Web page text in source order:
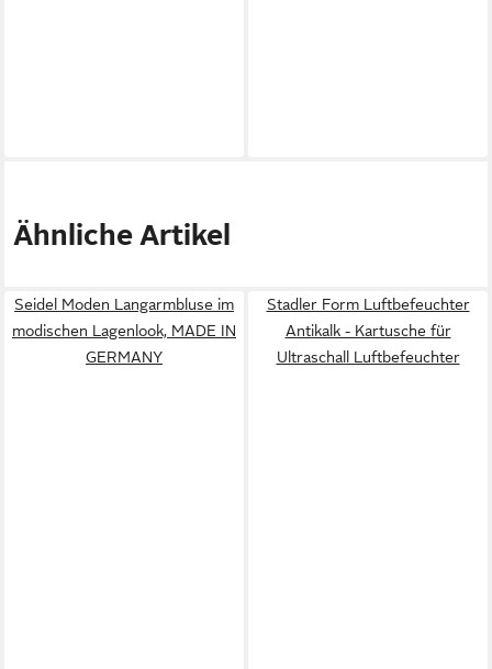
Ähnliche Artikel
Seidel Moden Langarmbluse im
modischen Lagenlook, MADE IN
GERMANY
Stadler Form Luftbefeuchter
Antikalk - Kartusche für
Ultraschall Luftbefeuchter